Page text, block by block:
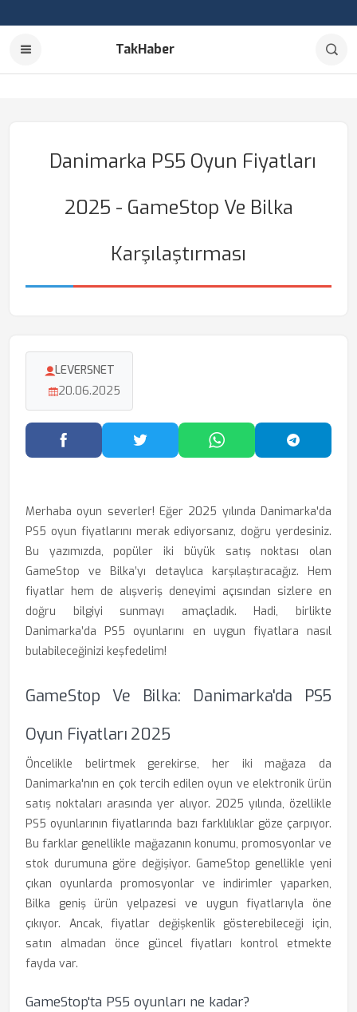
TakHaber
Danimarka PS5 Oyun Fiyatları
2025 - GameStop Ve Bilka
Karşılaştırması
LEVERSNET
20.06.2025
Facebook'ta PaylaşTwitter'da PaylaşWhatsApp'ta Paylaş
Merhaba oyun severler! Eğer 2025 yılında Danimarka'da
PS5 oyun fiyatlarını merak ediyorsanız, doğru yerdesiniz.
Bu yazımızda, popüler iki büyük satış noktası olan
GameStop ve Bilka’yı detaylıca karşılaştıracağız. Hem
fiyatlar hem de alışveriş deneyimi açısından sizlere en
doğru bilgiyi sunmayı amaçladık. Hadi, birlikte
Danimarka’da PS5 oyunlarını en uygun fiyatlara nasıl
bulabileceğinizi keşfedelim!
GameStop Ve Bilka: Danimarka'da PS5
Oyun Fiyatları 2025
Öncelikle belirtmek gerekirse, her iki mağaza da
Danimarka'nın en çok tercih edilen oyun ve elektronik ürün
satış noktaları arasında yer alıyor. 2025 yılında, özellikle
PS5 oyunlarının fiyatlarında bazı farklılıklar göze çarpıyor.
Bu farklar genellikle mağazanın konumu, promosyonlar ve
stok durumuna göre değişiyor. GameStop genellikle yeni
çıkan oyunlarda promosyonlar ve indirimler yaparken,
Bilka geniş ürün yelpazesi ve uygun fiyatlarıyla öne
çıkıyor. Ancak, fiyatlar değişkenlik gösterebileceği için,
satın almadan önce güncel fiyatları kontrol etmekte
fayda var.
GameStop'ta PS5 oyunları ne kadar?